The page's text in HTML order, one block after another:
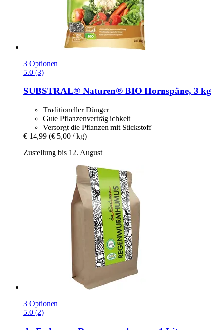
3 Optionen
5.0 (3)
SUBSTRAL® Naturen® BIO Hornspäne, 3 kg
Traditioneller Dünger
Gute Pflanzenverträglichkeit
Versorgt die Pflanzen mit Stickstoff
€ 14,99 (€ 5,00 / kg)
Zustellung bis 12. August
3 Optionen
5.0 (2)